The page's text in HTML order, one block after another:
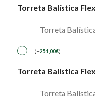
Torreta Balística
Torreta
(+251,00€)
Torreta Balística
Torreta